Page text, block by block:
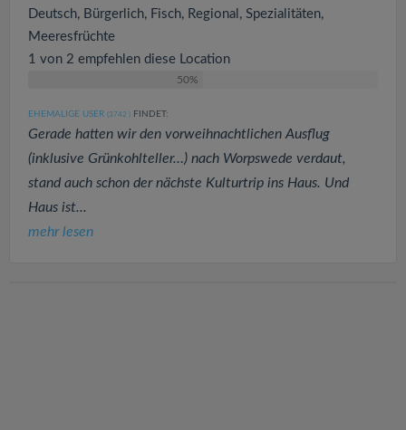
Deutsch, Bürgerlich, Fisch, Regional, Spezialitäten,
Meeresfrüchte
1 von 2 empfehlen diese Location
50%
EHEMALIGE USER (3742 ) FINDET:
Gerade hatten wir den vorweihnachtlichen Ausflug
(inklusive Grünkohlteller…) nach Worpswede verdaut,
stand auch schon der nächste Kulturtrip ins Haus. Und
Haus ist...
mehr lesen